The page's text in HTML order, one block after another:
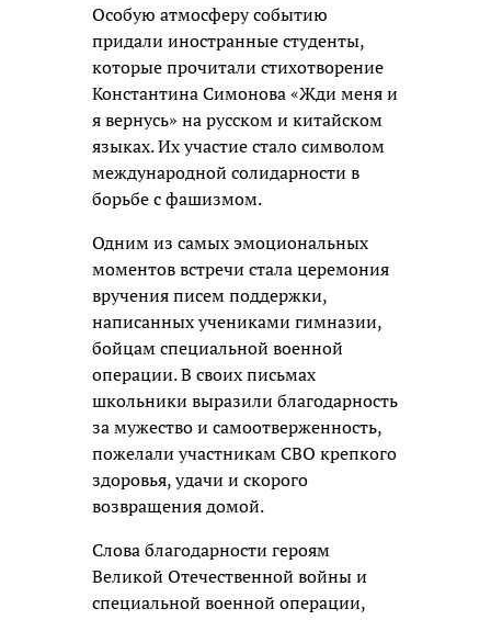
Особую атмосферу событию
придали иностранные студенты,
которые прочитали стихотворение
Константина Симонова «Жди меня и
я вернусь» на русском и китайском
языках. Их участие стало символом
международной солидарности в
борьбе с фашизмом.
Одним из самых эмоциональных
моментов встречи стала церемония
вручения писем поддержки,
написанных учениками гимназии,
бойцам специальной военной
операции. В своих письмах
школьники выразили благодарность
за мужество и самоотверженность,
пожелали участникам СВО крепкого
здоровья, удачи и скорого
возвращения домой.
Слова благодарности героям
Великой Отечественной войны и
специальной военной операции,